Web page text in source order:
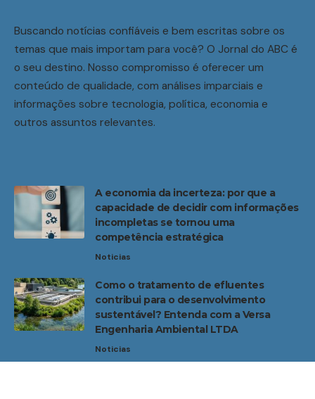
Buscando notícias confiáveis e bem escritas sobre os
temas que mais importam para você? O Jornal do ABC é
o seu destino. Nosso compromisso é oferecer um
conteúdo de qualidade, com análises imparciais e
informações sobre tecnologia, política, economia e
outros assuntos relevantes.
A economia da incerteza: por que a
capacidade de decidir com informações
incompletas se tornou uma
competência estratégica
Noticias
Como o tratamento de efluentes
contribui para o desenvolvimento
sustentável? Entenda com a Versa
Engenharia Ambiental LTDA
Noticias